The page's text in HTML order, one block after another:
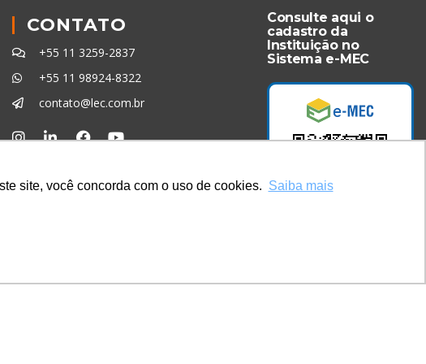
site, você concorda com o uso de cookies. Saiba mais
CONTATO
+55 11 3259-2837
+55 11 98924-8322
contato@lec.com.br
Consulte aqui o
cadastro da
Instituição no
Sistema e-MEC